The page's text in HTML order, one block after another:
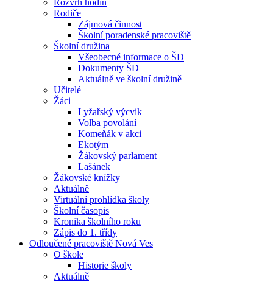
Rozvrh hodin
Rodiče
Zájmová činnost
Školní poradenské pracoviště
Školní družina
Všeobecné informace o ŠD
Dokumenty ŠD
Aktuálně ve školní družině
Učitelé
Žáci
Lyžařský výcvik
Volba povolání
Komeňák v akci
Ekotým
Žákovský parlament
Lašánek
Žákovské knížky
Aktuálně
Virtuální prohlídka školy
Školní časopis
Kronika školního roku
Zápis do 1. třídy
Odloučené pracoviště Nová Ves
O škole
Historie školy
Aktuálně